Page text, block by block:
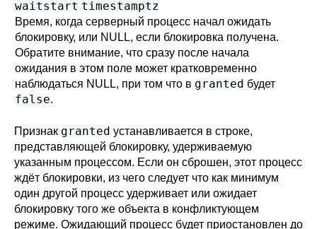
waitstart timestamptz
Время, когда серверный процесс начал ожидать
блокировку, или NULL, если блокировка получена.
Обратите внимание, что сразу после начала
ожидания в этом поле может кратковременно
наблюдаться NULL, при том что в granted будет
false.
Признак granted устанавливается в строке,
представляющей блокировку, удерживаемую
указанным процессом. Если он сброшен, этот процесс
ждёт блокировки, из чего следует что как минимум
один другой процесс удерживает или ожидает
блокировку того же объекта в конфликтующем
режиме. Ожидающий процесс будет приостановлен до